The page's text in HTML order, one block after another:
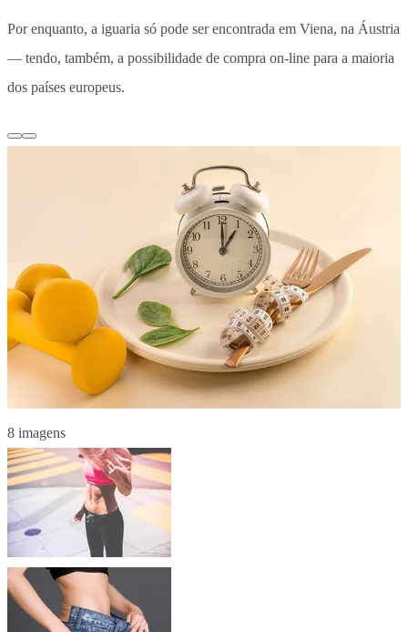
Por enquanto, a iguaria só pode ser encontrada em Viena, na Áustria
— tendo, também, a possibilidade de compra on-line para a maioria
dos países europeus.
8 imagens